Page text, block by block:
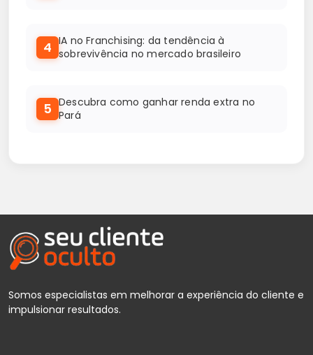
4 IA no Franchising: da tendência à
sobrevivência no mercado brasileiro
5 Descubra como ganhar renda extra no
Pará
Somos especialistas em melhorar a experiência do cliente e
impulsionar resultados.